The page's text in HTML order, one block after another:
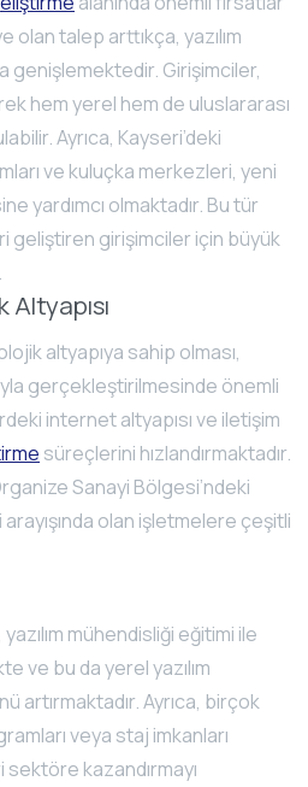
olan talep arttıkça, yazılım
genişlemektedir. Girişimciler,
hem yerel hem de uluslararası
Ayrıca, Kayseri’deki
ve kuluçka merkezleri, yeni
yardımcı olmaktadır. Bu tür
geliştiren girişimciler için büyük
Altyapısı
altyapıya sahip olması,
gerçekleştirilmesinde önemli
internet altyapısı ve iletişim
süreçlerini hızlandırmaktadır.
Sanayi Bölgesi’ndeki
olan işletmelere çeşitli
mühendisliği eğitimi ile
ve bu da yerel yazılım
artırmaktadır. Ayrıca, birçok
veya staj imkanları
kazandırmayı